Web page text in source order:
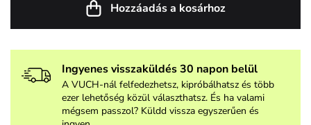
Hozzáadás a kosárhoz
Ingyenes visszaküldés 30 napon belül
A VUCH-nál felfedezhetsz, kipróbálhatsz és több
ezer lehetőség közül választhatsz. És ha valami
mégsem passzol? Küldd vissza egyszerűen és